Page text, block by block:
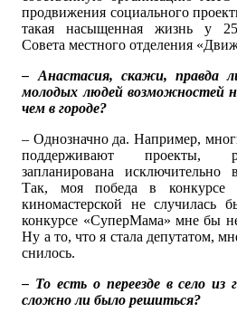
продвижения социального
такая насыщенная жизнь у 25-
Совета местного отделения
– Анастасия, скажи, правда
молодых людей возможностей
чем в городе?
– Однозначно да. Например,
поддерживают проекты,
запланирована исключительно
Так, моя победа в конкурсе
киномастерской не
конкурсе «СуперМама» мне бы не
Ну а то, что я стала депутатом,
снилось.
– То есть о переезде в село
сложно ли было решиться?